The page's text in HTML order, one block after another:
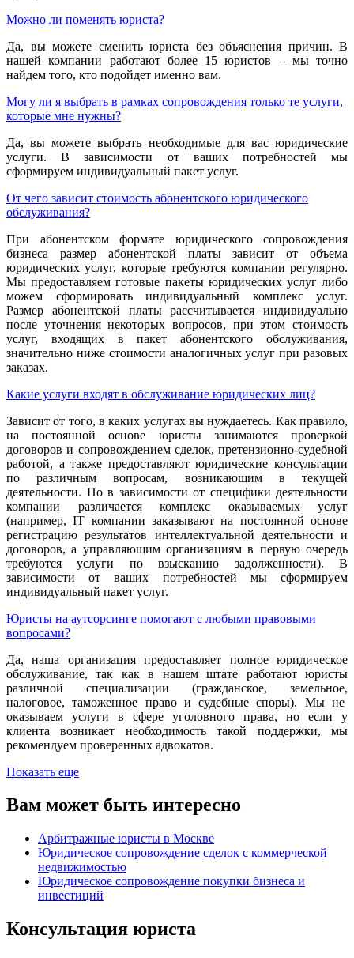
Можно ли поменять юриста?
Да, вы можете сменить юриста без объяснения причин. В
нашей компании работают более 15 юристов – мы точно
найдем того, кто подойдет именно вам.
Могу ли я выбрать в рамках сопровождения только те услуги,
которые мне нужны?
Да, вы можете выбрать необходимые для вас юридические
услуги. В зависимости от ваших потребностей мы
сформируем индивидуальный пакет услуг.
От чего зависит стоимость абонентского юридического
обслуживания?
При абонентском формате юридического сопровождения
бизнеса размер абонентской платы зависит от объема
юридических услуг, которые требуются компании регулярно.
Мы предоставляем готовые пакеты юридических услуг либо
можем сформировать индивидуальный комплекс услуг.
Размер абонентской платы рассчитывается индивидуально
после уточнения некоторых вопросов, при этом стоимость
услуг, входящих в пакет абонентского обслуживания,
значительно ниже стоимости аналогичных услуг при разовых
заказах.
Какие услуги входят в обслуживание юридических лиц?
Зависит от того, в каких услугах вы нуждаетесь. Как правило,
на постоянной основе юристы занимаются проверкой
договоров и сопровождением сделок, претензионно-судебной
работой, а также предоставляют юридические консультации
по различным вопросам, возникающим в текущей
деятельности. Но в зависимости от специфики деятельности
компании различается комплекс оказываемых услуг
(например, IT компании заказывают на постоянной основе
регистрацию результатов интеллектуальной деятельности и
договоров, а управляющим организациям в первую очередь
требуются услуги по взысканию задолженности). В
зависимости от ваших потребностей мы сформируем
индивидуальный пакет услуг.
Юристы на аутсорсинге помогают с любыми правовыми
вопросами?
Да, наша организация предоставляет полное юридическое
обслуживание, так как в нашем штате работают юристы
различной специализации (гражданское, земельное,
налоговое, таможенное право и судебные споры). Мы не
оказываем услуги в сфере уголовного права, но если у
клиента возникает необходимость такой поддержки, мы
рекомендуем проверенных адвокатов.
Показать еще
Вам может быть интересно
Арбитражные юристы в Москве
Юридическое сопровождение сделок с коммерческой
недвижимостью
Юридическое сопровождение покупки бизнеса и
инвестиций
Консультация юриста